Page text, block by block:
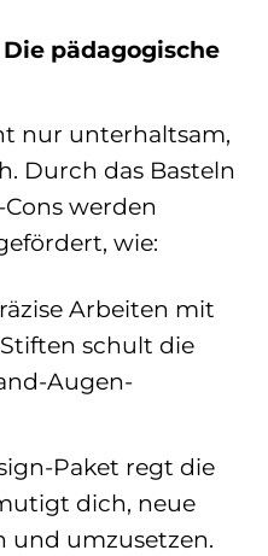
pädagogische
nur unterhaltsam,
Durch das Basteln
werden
wie:
Arbeiten mit
schult die
Augen-
Paket regt die
dich, neue
und umzusetzen.